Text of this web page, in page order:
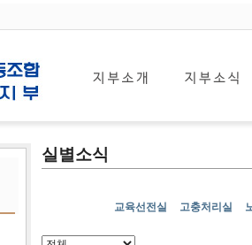
실별소식
교육선전실 고충처리실